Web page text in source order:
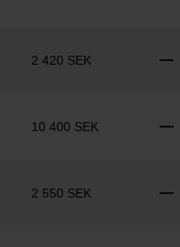
2 420 SEK
10 400 SEK
2 550 SEK